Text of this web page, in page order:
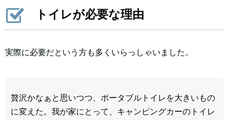
トイレが必要な理由
実際に必要だという方も多くいらっしゃいました。
贅沢かなぁと思いつつ、ポータブルトイレを大きいもの
に変えた。我が家にとって、キャンピングカーのトイレ